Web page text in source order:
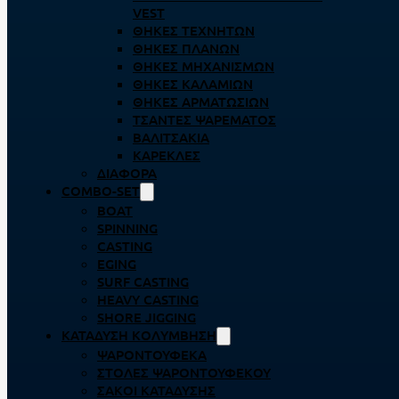
VEST
ΘΉΚΕΣ ΤΕΧΝΗΤΏΝ
ΘΉΚΕΣ ΠΛΆΝΩΝ
ΘΉΚΕΣ ΜΗΧΑΝΙΣΜΏΝ
ΘΉΚΕΣ ΚΑΛΑΜΙΏΝ
ΘΉΚΕΣ ΑΡΜΑΤΩΣΙΏΝ
ΤΣΆΝΤΕΣ ΨΑΡΈΜΑΤΟΣ
ΒΑΛΙΤΣΆΚΙΑ
ΚΑΡΈΚΛΕΣ
ΔΙΆΦΟΡΑ
COMBO-SET
BOAT
SPINNING
CASTING
EGING
SURF CASTING
HEAVY CASTING
SHORE JIGGING
ΚΑΤΆΔΥΣΗ ΚΟΛΎΜΒΗΣΗ
ΨΑΡΟΝΤΟΎΦΕΚΑ
ΣΤΟΛΈΣ ΨΑΡΟΝΤΟΎΦΕΚΟΥ
ΣΆΚΟΙ ΚΑΤΆΔΥΣΗΣ